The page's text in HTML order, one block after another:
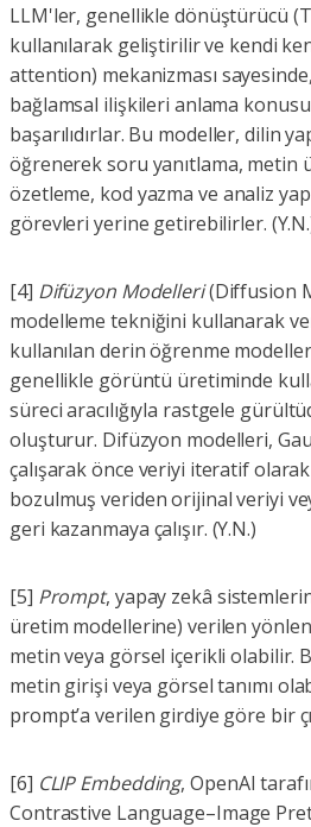
LLM'ler, genellikle dönüştürücü
kullanılarak geliştirilir ve kendi
attention) mekanizması
bağlamsal ilişkileri anlama
başarılıdırlar. Bu modeller, dilin
öğrenerek soru yanıtlama, metin
özetleme, kod yazma ve analiz
görevleri yerine getirebilirler.
[4] Difüzyon Modelleri(Diffusion
modelleme tekniğini kullanarak
kullanılan derin öğrenme
genellikle görüntü üretiminde
süreci aracılığıyla rastgele
oluşturur. Difüzyon modelleri,
çalışarak önce veriyi iteratif
bozulmuş veriden orijinal veriyi
geri kazanmaya çalışır. (Y.N.)
[5] Prompt, yapay zekâ
üretim modellerine) verilen
metin veya görsel içerikli olabilir.
metin girişi veya görsel tanımı
prompt’a verilen girdiye göre bir
[6] CLIP Embedding, OpenAI
Contrastive Language–Image